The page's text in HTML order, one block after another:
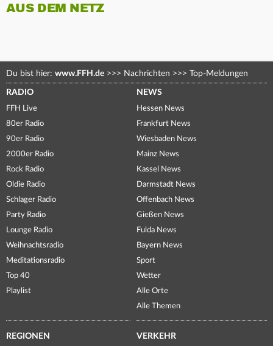
AUS DEM NETZ
Du bist hier: www.FFH.de >>> Nachrichten >>> Top-Meldungen
RADIO
FFH Live
80er Radio
90er Radio
2000er Radio
Rock Radio
Oldie Radio
Schlager Radio
Party Radio
Lounge Radio
Weihnachtsradio
Meditationsradio
Top 40
Playlist
NEWS
Hessen News
Frankfurt News
Wiesbaden News
Mainz News
Kassel News
Darmstadt News
Offenbach News
Gießen News
Fulda News
Bayern News
Sport
Wetter
Alle Orte
Alle Themen
REGIONEN VERKEHR